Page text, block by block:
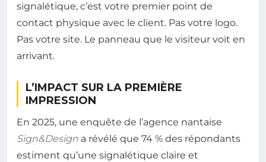
signalétique, c’est votre premier point de
contact physique avec le client. Pas votre logo.
Pas votre site. Le panneau que le visiteur voit en
arrivant.
L’IMPACT SUR LA PREMIÈRE
IMPRESSION
En 2025, une enquête de l’agence nantaise
Sign&Design a révélé que 74 % des répondants
estiment qu’une signalétique claire et